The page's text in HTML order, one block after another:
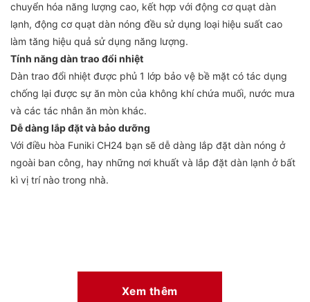
chuyển hóa năng lượng cao, kết hợp với động cơ quạt dàn
lạnh, động cơ quạt dàn nóng đều sử dụng loại hiệu suất cao
làm tăng hiệu quả sử dụng năng lượng.
Tính năng dàn trao đổi nhiệt
Dàn trao đổi nhiệt được phủ 1 lớp bảo vệ bề mặt có tác dụng
chống lại được sự ăn mòn của không khí chứa muối, nước mưa
và các tác nhân ăn mòn khác.
Dễ dàng lắp đặt và bảo dưỡng
Với điều hòa Funiki CH24 bạn sẽ dễ dàng lắp đặt dàn nóng ở
ngoài ban công, hay những nơi khuất và lắp đặt dàn lạnh ở bất
kì vị trí nào trong nhà.
Xem thêm